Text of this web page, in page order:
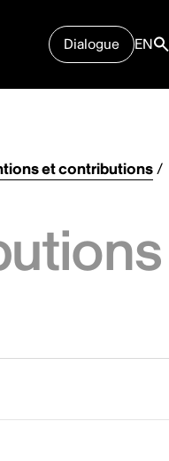
Dialogue EN
et contributions/